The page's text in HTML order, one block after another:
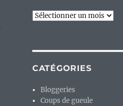
Archives
CATÉGORIES
Bloggeries
Coups de gueule